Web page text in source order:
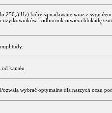
250,3 Hz) które są nadawane wraz z
użytkowników i odbiornik otwiera blokadę
kanału
wybrać optymalne dla naszych oczu